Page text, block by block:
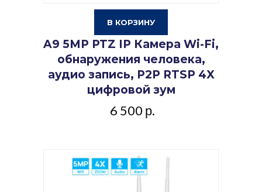
В КОРЗИНУ
A9 5MP PTZ IP Камера Wi-Fi,
обнаружения человека,
аудио запись, P2P RTSP 4X
цифровой зум
6 500 р.